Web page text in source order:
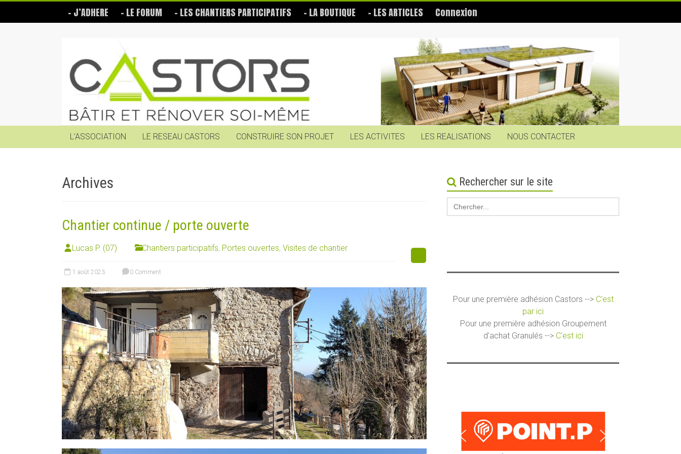
content
– J’ADHERE – LE FORUM – LES CHANTIERS PARTICIPATIFS – LA BOUTIQUE – LES ARTICLES Connexion
Castors
Bâtir
soi-
même
L’ASSOCIATION
LE RESEAU CASTORS CONSTRUIRE SON PROJET LES ACTIVITES LES REALISATIONS NOUS CONTACTER
Archives
Chantier continue / porte ouverte
Lucas P. (07) Chantiers participatifs, Portes ouvertes, Visites de chantier
1 août 2023 0 Comment
Rechercher sur le site
Search
for:
Pour une première adhésion Castors --> C'est
par ici
Pour une première adhésion Groupement
d'achat Granulés --> C'est ici